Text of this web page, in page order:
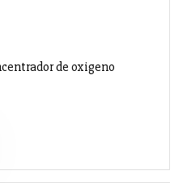
de oxigeno